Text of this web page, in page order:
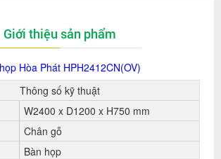
Giới thiệu sản phẩm
Hòa Phát HPH2412CN(OV)
Thông số kỹ thuật
W2400 x D1200 x H750 mm
Chân gỗ
Bàn họp